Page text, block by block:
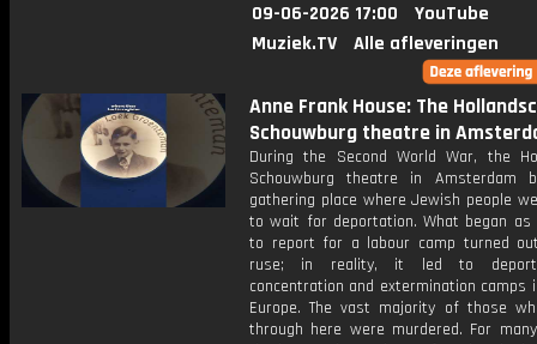
09-06-2026 17:00
YouTube
Muziek.TV
Alle afleveringen
Anne Frank House: The
Schouwburg theatre in
During the Second World War, the
Schouwburg theatre in Amsterdam
gathering place where Jewish people
to wait for deportation. What began as
to report for a labour camp turned
ruse; in reality, it led to
concentration and extermination camps
Europe. The vast majority of those
through here were murdered. For